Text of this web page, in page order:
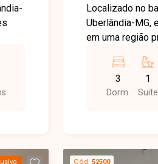
conhecer todos
imóvel.
de
Uberlândia-
Localizado no
Uberlândia-MG,
em uma região
avenidas da
excelente
próximo a
toda a família. O imóvel possui 96 m²
3
Dorm.
1
Suite
Cód. 52500